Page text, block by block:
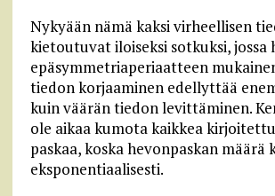
Nykyään nämä kaksi virheellisen
kietoutuvat iloiseksi sotkuksi, jossa
epäsymmetriaperiaatteen
tiedon korjaaminen edellyttää
kuin väärän tiedon levittäminen.
ole aikaa kumota kaikkea
paskaa, koska hevonpaskan määrä
eksponentiaalisesti.